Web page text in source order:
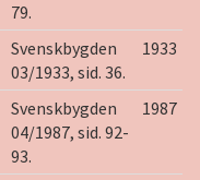
79.
Svenskbygden
03/1933, sid. 36.
1933
Svenskbygden
04/1987, sid. 92-
93.
1987